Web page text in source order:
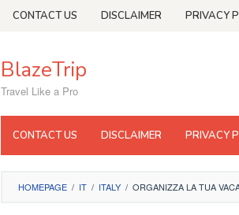
CONTACT US DISCLAIMER PRIVACY
BlazeTrip
Travel Like a Pro
CONTACT US DISCLAIMER PRIVACY
HOMEPAGE / IT / ITALY / ORGANIZZA LA TUA